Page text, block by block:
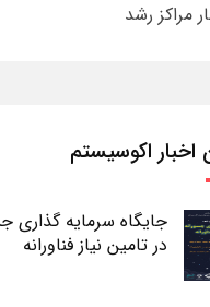
مراکز رشد
اخبار اکوسیستم
جایگاه سرمایه گذاری
در تامین نیاز فناورانه